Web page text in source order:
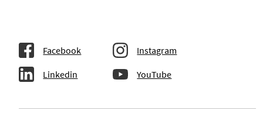
Facebook Instagram
Linkedin YouTube